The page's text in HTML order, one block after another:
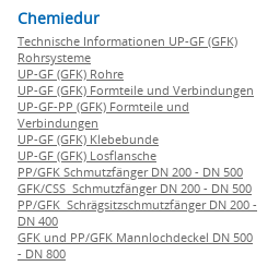
Chemiedur
Technische Informationen UP-GF (GFK)
Rohrsysteme
UP-GF (GFK) Rohre
UP-GF (GFK) Formteile und Verbindungen
UP-GF-PP (GFK) Formteile und
Verbindungen
UP-GF (GFK) Klebebunde
UP-GF (GFK) Losflansche
PP/GFK Schmutzfänger DN 200 - DN 500
GFK/CSS Schmutzfänger DN 200 - DN 500
PP/GFK Schrägsitzschmutzfänger DN 200 -
DN 400
GFK und PP/GFK Mannlochdeckel DN 500
- DN 800